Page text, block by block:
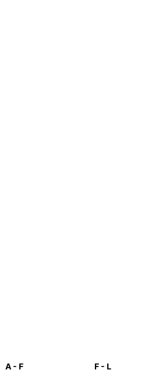
A - F
F - L